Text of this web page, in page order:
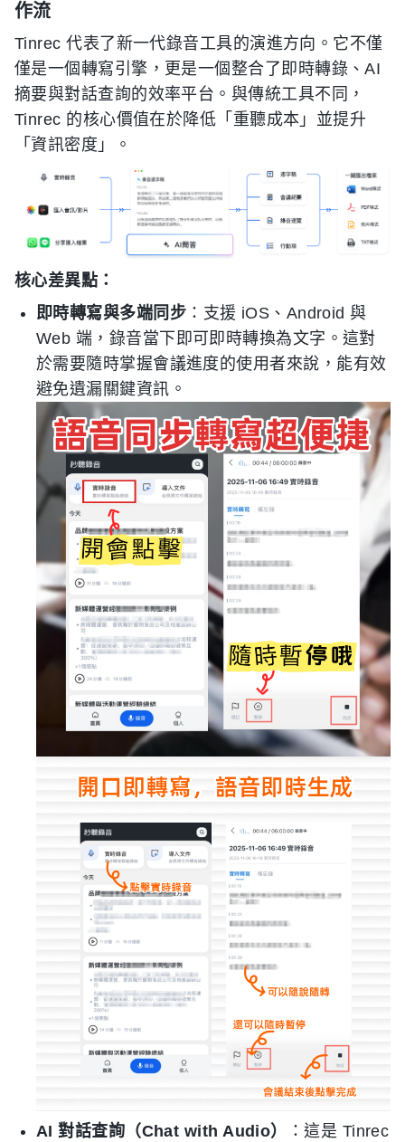
作流
Tinrec 代表了新一代錄音工具的演進方向。它不僅
僅是一個轉寫引擎，更是一個整合了即時轉錄、AI
摘要與對話查詢的效率平台。與傳統工具不同，
Tinrec 的核心價值在於降低「重聽成本」並提升
「資訊密度」。
核心差異點：
即時轉寫與多端同步 ：支援 iOS、Android 與
Web 端，錄音當下即可即時轉換為文字。這對
於需要隨時掌握會議進度的使用者來說，能有效
避免遺漏關鍵資訊。
AI 對話查詢（Chat with Audio） ：這是 Tinrec